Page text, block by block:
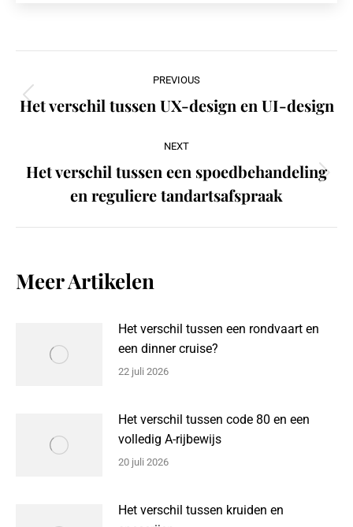
navigation
PREVIOUS
Previous
Het verschil tussen UX-design en UI-design
NEXT
Next
post:
Het verschil tussen een spoedbehandeling
en reguliere tandartsafspraak
Meer Artikelen
Het verschil tussen een rondvaart en
een dinner cruise?
22 juli 2026
Het verschil tussen code 80 en een
volledig A-rijbewijs
20 juli 2026
Het verschil tussen kruiden en